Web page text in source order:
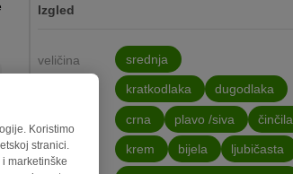
Izgled
veličina srednja
kratkodlaka dugodlaka
boja
crna plavo /siva činčila
krem bijela ljubičasta
Koristimo
stranici.
marketinške